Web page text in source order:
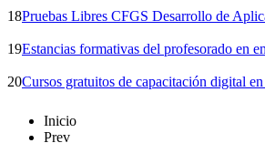
18Pruebas Libres CFGS Desarrollo de
19Estancias formativas del profesorado en
20Cursos gratuitos de capacitación digital
Inicio
Prev